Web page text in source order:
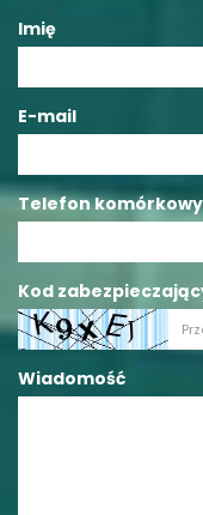
Imię
E-mail
Telefon komórkowy
Kod
Wiadomość